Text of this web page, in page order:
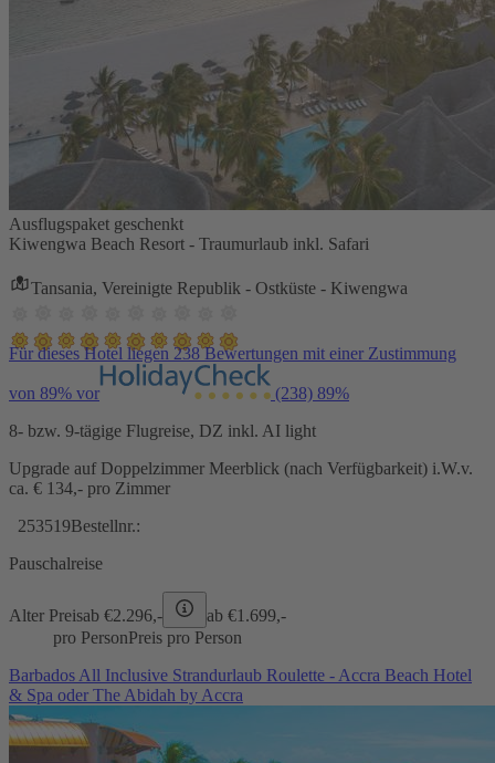
Ausflugspaket geschenkt
Kiwengwa Beach Resort - Traumurlaub inkl. Safari
Tansania, Vereinigte Republik - Ostküste - Kiwengwa
Für dieses Hotel liegen 238 Bewertungen mit einer Zustimmung
von 89% vor (238) 89%
8- bzw. 9-tägige Flugreise, DZ inkl. AI light
Upgrade auf Doppelzimmer Meerblick (nach Verfügbarkeit) i.W.v.
ca. € 134,- pro Zimmer
253519Bestellnr.:
Pauschalreise
Alter Preisab €2.296,- ab €1.699,-
pro PersonPreis pro Person
Barbados All Inclusive Strandurlaub Roulette - Accra Beach Hotel
& Spa oder The Abidah by Accra